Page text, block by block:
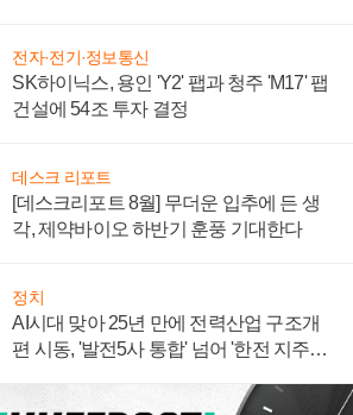
전자·전기·정보통신
SK하이닉스, 용인 'Y2' 팹과 청주 'M17' 팹
건설에 54조 투자 결정
데스크 리포트
[데스크리포트 8월] 무더운 입추에 든 생
각, 제약바이오 하반기 훈풍 기대한다
정치
AI시대 맞아 25년 만에 전력산업 구조개
편 시동, '발전5사 통합' 넘어 '한전 지주사'